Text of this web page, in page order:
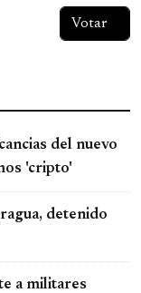
del nuevo
'cripto'
detenido
a militares